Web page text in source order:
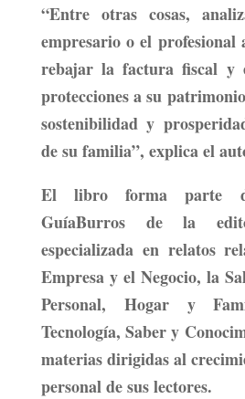
“Entre otras cosas,
empresario o el profesional
rebajar la factura fiscal y
protecciones a su
sostenibilidad y
de su familia”, explica el
El libro forma parte
GuíaBurrosde la
especializada en relatos
Empresa y el Negocio, la
Personal, Hogar y
Tecnología, Saber y
materias dirigidas al
personal de sus lectores.